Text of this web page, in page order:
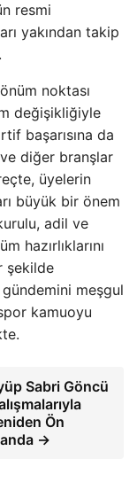
resmi
yakından takip
noktası
değişikliğiyle
başarısına da
diğer branşlar
üyelerin
büyük bir önem
adil ve
hazırlıklarını
şekilde
meşgul
kamuoyu
Sabri Göncü
Ön
→